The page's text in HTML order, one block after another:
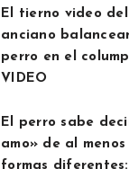
El tierno video del
anciano
perro en el
VIDEO
El perro sabe
amo» de al menos
formas